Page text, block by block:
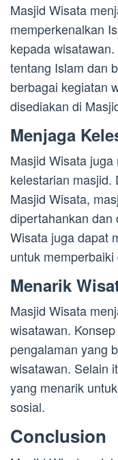
Masjid Wisata
memperkenalkan
kepada
tentang Islam dan
berbagai kegiatan
disediakan di
Menjaga
Masjid Wisata
kelestarian masjid.
Masjid Wisata,
dipertahankan dan
Wisata juga dapat
untuk
Menarik
Masjid Wisata
wisatawan.
pengalaman yang
wisatawan. Selain
yang menarik
sosial.
Conclusion